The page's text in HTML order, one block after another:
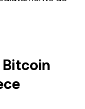
Bitcoin